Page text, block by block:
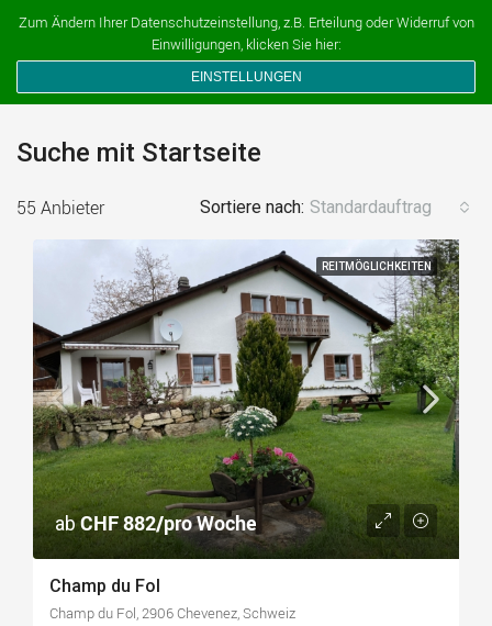
Ferien auf dem Bauernhof
Suche mit Startseite
55 Anbieter Sortiere nach: Standardauftrag
REITMÖGLICHKEITEN
abCHF 882/pro Woche
Champ du Fol
Champ du Fol, 2906 Chevenez, Schweiz
Zum Ändern Ihrer Datenschutzeinstellung, z.B. Erteilung oder Widerruf von
Einwilligungen, klicken Sie hier:
EINSTELLUNGEN